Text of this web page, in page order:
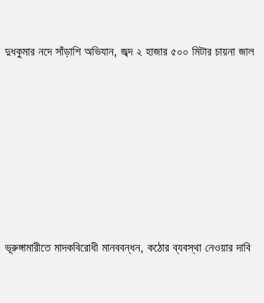
দুধকুমার নদে সাঁড়াশি অভিযান, জব্দ ২ হাজার ৫০০ মিটার চায়না জাল
ভূরুঙ্গামারীতে মাদকবিরোধী মানববন্ধন, কঠোর ব্যবস্থা নেওয়ার দাবি